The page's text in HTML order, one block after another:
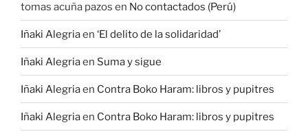
tomas acuña pazos en No contactados (Perú)
Iñaki Alegriaen ‘El delito de la solidaridad’
Iñaki Alegriaen Suma y sigue
Iñaki Alegriaen Contra Boko Haram: libros y pupitres
Iñaki Alegriaen Contra Boko Haram: libros y pupitres